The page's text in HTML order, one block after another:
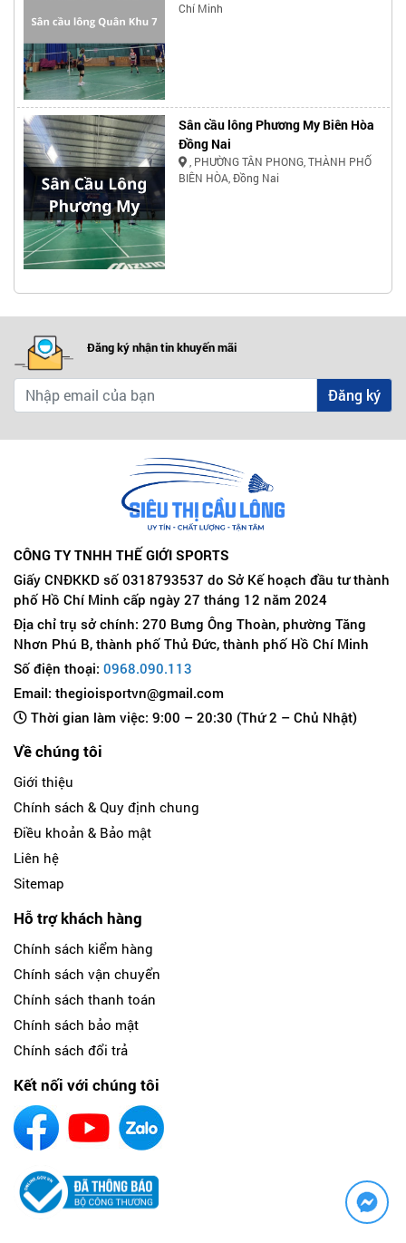
Chí Minh
Sân cầu lông Phương My Biên Hòa
Đồng Nai
, PHƯỜNG TÂN PHONG, THÀNH PHỐ
BIÊN HÒA, Đồng Nai
Đăng ký nhận tin khuyến mãi
Đăng ký
CÔNG TY TNHH THẾ GIỚI SPORTS
Giấy CNĐKKD số 0318793537 do Sở Kế hoạch đầu tư thành
phố Hồ Chí Minh cấp ngày 27 tháng 12 năm 2024
Địa chỉ trụ sở chính: 270 Bưng Ông Thoàn, phường Tăng
Nhơn Phú B, thành phố Thủ Đức, thành phố Hồ Chí Minh
Số điện thoại: 0968.090.113
Email: thegioisportvn@gmail.com
Thời gian làm việc: 9:00 – 20:30 (Thứ 2 – Chủ Nhật)
Về chúng tôi
Giới thiệu
Chính sách & Quy định chung
Điều khoản & Bảo mật
Liên hệ
Sitemap
Hỗ trợ khách hàng
Chính sách kiểm hàng
Chính sách vận chuyển
Chính sách thanh toán
Chính sách bảo mật
Chính sách đổi trả
Kết nối với chúng tôi